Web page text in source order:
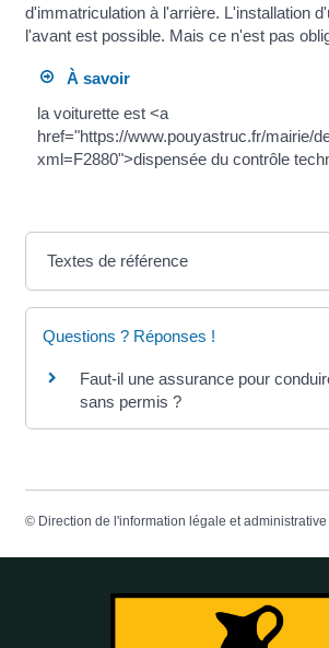
d'immatriculation à l'arrière. L'installation
l'avant est possible. Mais ce n'est pas
À savoir
la voiturette est <a
href="https://www.pouyastruc.fr/mairie/
xml=F2880">dispensée du contrôle
Textes de référence
Questions ? Réponses !
Faut-il une assurance pour
sans permis ?
© Direction de l'information légale et administrative